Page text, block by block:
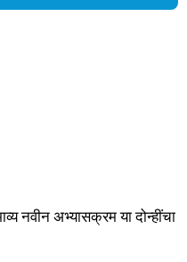
नवीन अभ्यासक्रम या दोन्हींचा